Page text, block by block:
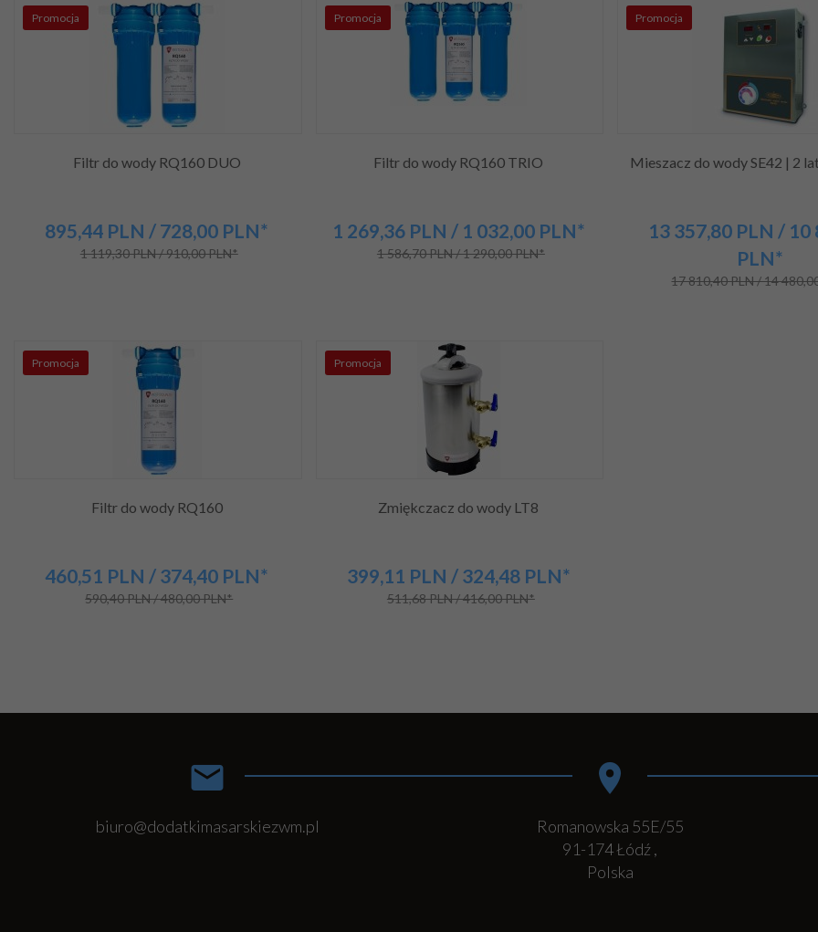
Promocja
Filtr do wody RQ160 DUO
895,44 PLN/ 728,00 PLN*
1 119,30 PLN / 910,00 PLN*
Promocja
Filtr do wody RQ160 TRIO
1 269,36PLN / 1 032,00 PLN*
1 586,70 PLN / 1 290,00 PLN*
Promocja
Mieszacz do wody SE42 | 2
13 357,80PLN / 10
PLN*
17 810,40 PLN / 14
Promocja
Filtr do wody RQ160
460,51 PLN/ 374,40 PLN*
590,40 PLN / 480,00 PLN*
Promocja
Zmiękczacz do wody LT8
399,11 PLN / 324,48 PLN*
511,68 PLN / 416,00 PLN*
biuro@dodatkimasarskiezwm.pl
Romanowska 55E/55
91-174Łódź,
Polska